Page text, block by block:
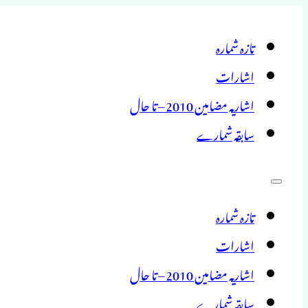
تازہ شمارہ
اشارات
اشاریہ مضامین 2010 – تا حال
سابقہ شمارے
تازہ شمارہ
اشارات
اشاریہ مضامین 2010 – تا حال
سابقہ شمارے